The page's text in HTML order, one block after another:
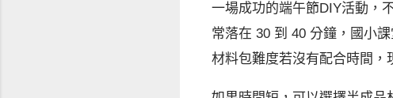
一場成功的端午節DIY活動，
常落在 30 到 40 分鐘，國小
材料包難度若沒有配合時間，